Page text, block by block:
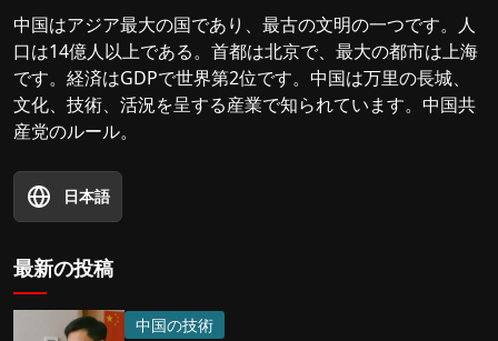
中国はアジア最大の国であり、最古の文明の一つです。人
口は14億人以上である。首都は北京で、最大の都市は上海
です。経済はGDPで世界第2位です。中国は万里の長城、
文化、技術、活況を呈する産業で知られています。中国共
産党のルール。
日本語
最新の投稿
中国の技術